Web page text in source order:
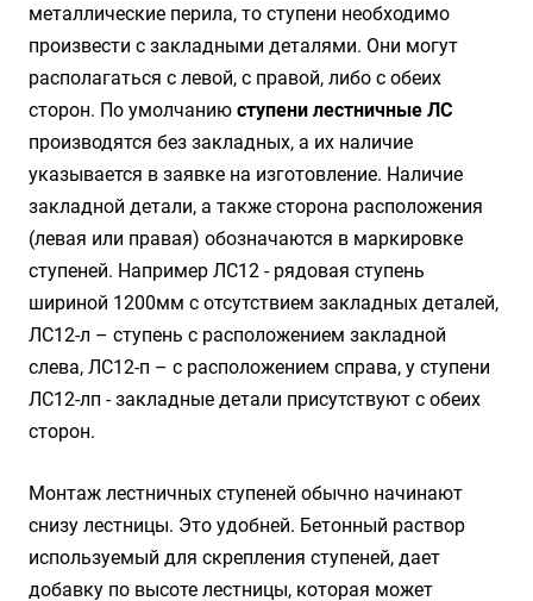
металлические перила, то ступени необходимо
произвести с закладными деталями. Они могут
располагаться с левой, с правой, либо с обеих
сторон. По умолчанию ступени лестничные ЛС
производятся без закладных, а их наличие
указывается в заявке на изготовление. Наличие
закладной детали, а также сторона расположения
(левая или правая) обозначаются в маркировке
ступеней. Например ЛС12 - рядовая ступень
шириной 1200мм с отсутствием закладных деталей,
ЛС12-л – ступень с расположением закладной
слева, ЛС12-п – с расположением справа, у ступени
ЛС12-лп - закладные детали присутствуют с обеих
сторон.
Монтаж лестничных ступеней обычно начинают
снизу лестницы. Это удобней. Бетонный раствор
используемый для скрепления ступеней, дает
добавку по высоте лестницы, которая может